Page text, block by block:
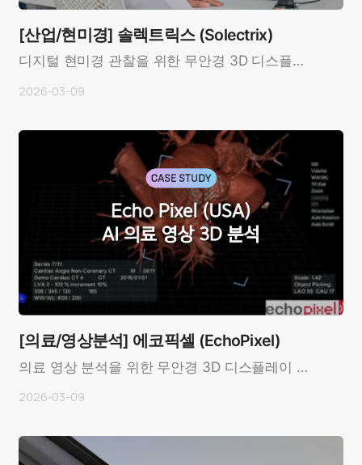
[산업/현미경] 솔렉트릭스 (Solectrix)
디지털 현미경 관찰을 위한 무안경 3D 디스플레
2026-03-09
[의료/영상분석] 에코픽셀 (EchoPixel)
의료 영상 분석을 위한 무안경 3D 디스플레이 도
2026-03-09